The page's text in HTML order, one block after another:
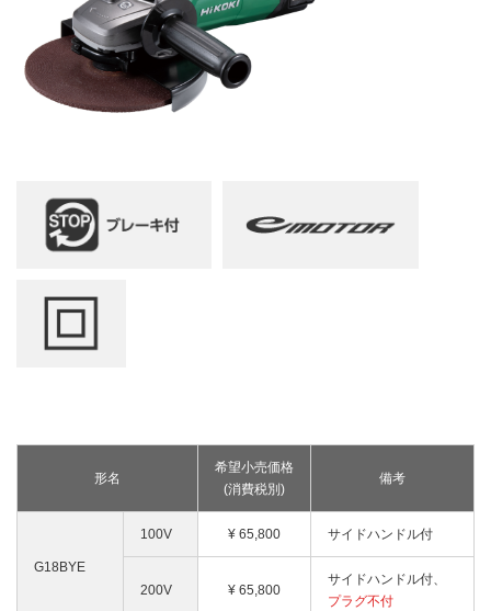
クリーナー・集じん(コードレス)
切断・圧着(コードレス)
切削・ホゾ穴(コードレス)
釘打機・ねじ打機・タッカ(コードレス)
締付け・穴あけ・ハツリ
研削
研磨
切削・ホゾ穴
その他
チェンソー
ブロワ
のこぎり
高圧洗浄機
集じん・エアダスタ用
切断・曲げ・圧着用
釘打機・エア工具用
重要なお知らせ
修理からのお知らせ
修理終了機種のお知らせ
振動3軸合成値について
リチウムイオン電池互換一覧
保証対象製品
接続表・対応表
取扱説明書
形名
希望小売価格
(消費税別)
備考
G18BYE
100V ¥ 65,800 サイドハンドル付
200V ¥ 65,800
サイドハンドル付、
プラグ不付